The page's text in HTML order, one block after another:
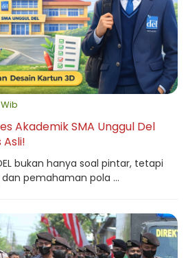
Akademik SMA Unggul Del
bukan hanya soal pintar, tetapi
pemahaman pola ...